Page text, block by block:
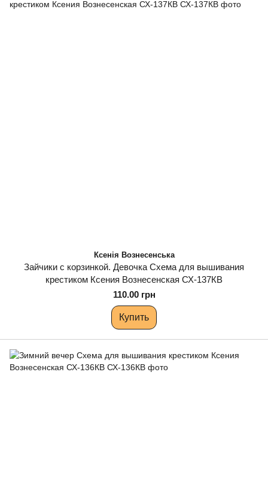
Ксенія Вознесенська
Зайчики с корзинкой. Девочка Схема для вышивания
крестиком Ксения Вознесенская СХ-137КВ
110.00 грн
Купить